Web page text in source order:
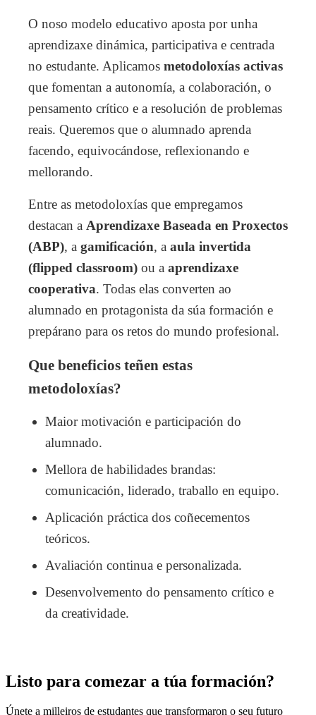
O noso modelo educativo aposta por unha
aprendizaxe dinámica, participativa e centrada
no estudante. Aplicamos metodoloxías activas
que fomentan a autonomía, a colaboración, o
pensamento crítico e a resolución de problemas
reais. Queremos que o alumnado aprenda
facendo, equivocándose, reflexionando e
mellorando.
Entre as metodoloxías que empregamos
destacan a Aprendizaxe Baseada en Proxectos
(ABP), a gamificación, a aula invertida
(flipped classroom) ou a aprendizaxe
cooperativa. Todas elas converten ao
alumnado en protagonista da súa formación e
prepárano para os retos do mundo profesional.
Que beneficios teñen estas
metodoloxías?
Maior motivación e participación do
alumnado.
Mellora de habilidades brandas:
comunicación, liderado, traballo en equipo.
Aplicación práctica dos coñecementos
teóricos.
Avaliación continua e personalizada.
Desenvolvemento do pensamento crítico e
da creatividade.
Listo para comezar a túa formación?
Únete a milleiros de estudantes que transformaron o seu futuro